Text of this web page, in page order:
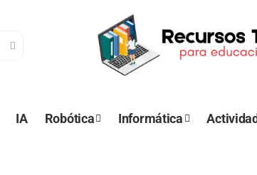
IA Robótica Informática